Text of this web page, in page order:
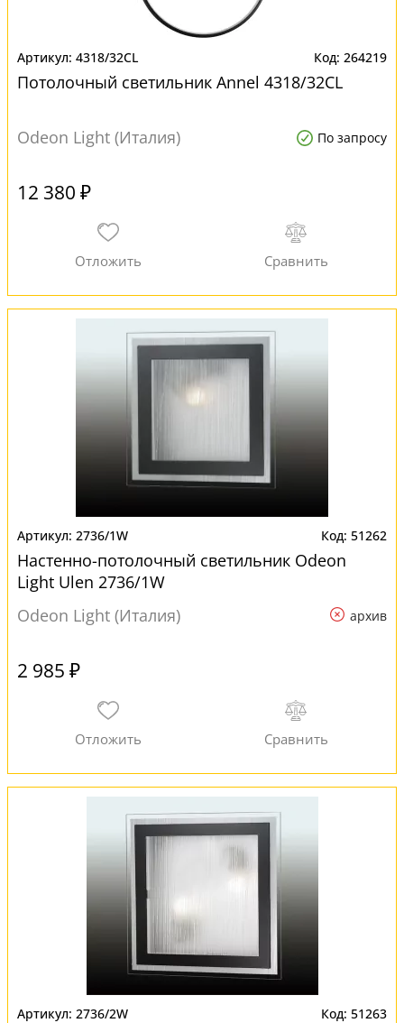
4318/32CL 264219
Потолочный светильник Annel 4318/32CL
Odeon Light (Италия) По запросу
12 380 ₽
2736/1W 51262
Настенно-потолочный светильник Odeon
Light Ulen 2736/1W
Odeon Light (Италия)
архив
2 985 ₽
2736/2W 51263